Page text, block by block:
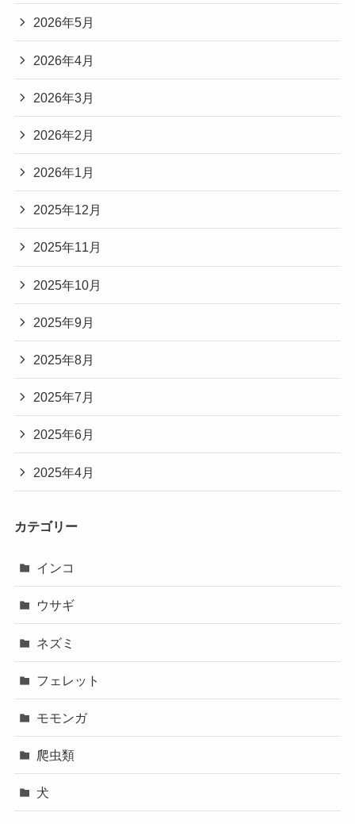
2026年5月
2026年4月
2026年3月
2026年2月
2026年1月
2025年12月
2025年11月
2025年10月
2025年9月
2025年8月
2025年7月
2025年6月
2025年4月
カテゴリー
インコ
ウサギ
ネズミ
フェレット
モモンガ
爬虫類
犬